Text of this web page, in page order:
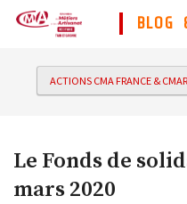
BLOG
ACTIONS CMA FRANCE &
Le Fonds de
mars 2020